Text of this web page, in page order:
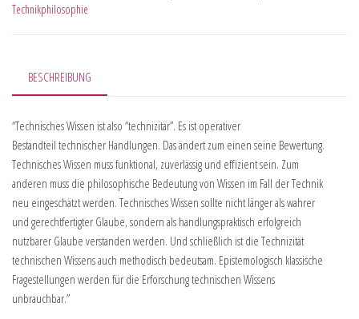
Technikphilosophie
BESCHREIBUNG
“Technisches Wissen ist also “technizitär”. Es ist operativer
Bestandteil technischer Handlungen. Das ändert zum einen seine Bewertung.
Technisches Wissen muss funktional, zuverlässig und effizient sein. Zum
anderen muss die philosophische Bedeutung von Wissen im Fall der Technik
neu eingeschätzt werden. Technisches Wissen sollte nicht länger als wahrer
und gerechtfertigter Glaube, sondern als handlungspraktisch erfolgreich
nutzbarer Glaube verstanden werden. Und schließlich ist die Technizität
technischen Wissens auch methodisch bedeutsam. Epistemologisch klassische
Fragestellungen werden für die Erforschung technischen Wissens
unbrauchbar.”